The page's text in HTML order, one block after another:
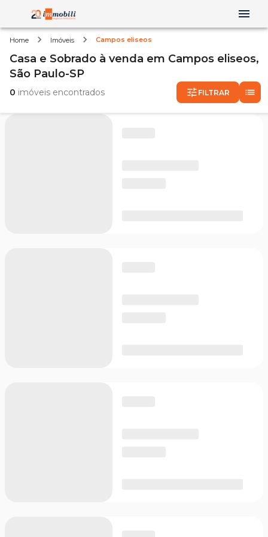
Home Imóveis Campos eliseos
Casa e Sobrado à venda em Campos eliseos,
São Paulo-SP
0 imóveis encontrados FILTRAR